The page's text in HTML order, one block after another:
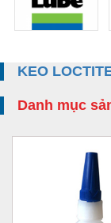
KEO
Danh mục